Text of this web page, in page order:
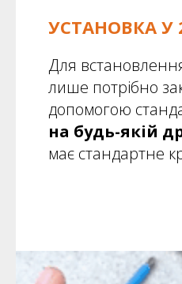
УСТАНОВКА У
Для
лише потрібно
допомогою
на будь-якій
має стандартне